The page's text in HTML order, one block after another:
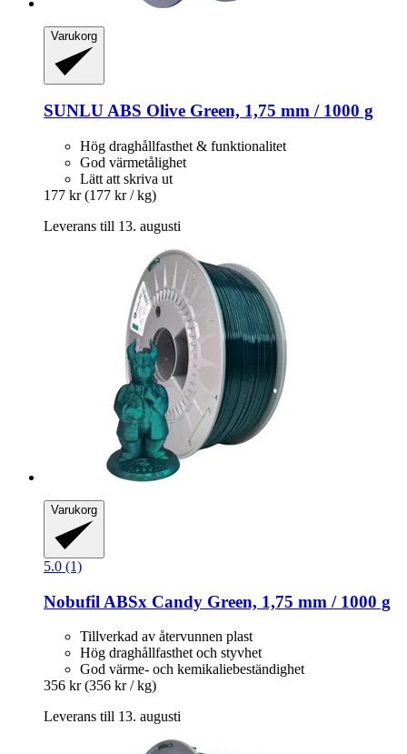
Varukorg
SUNLUABS Olive Green, 1,75 mm / 1000 g
Hög draghållfasthet & funktionalitet
God värmetålighet
Lätt att skriva ut
177 kr (177 kr / kg)
Leverans till 13. augusti
Varukorg
5.0 (1)
Nobufil ABSx Candy Green, 1,75 mm / 1000 g
Tillverkad av återvunnen plast
Hög draghållfasthet och styvhet
God värme- och kemikaliebeständighet
356 kr (356 kr / kg)
Leverans till 13. augusti